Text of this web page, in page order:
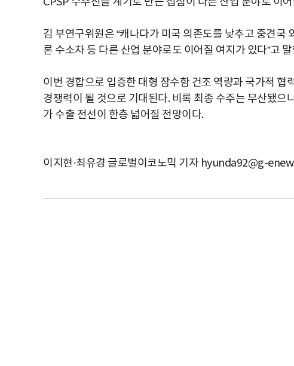
김 부연구위원은 “캐나다가 미국 의존도를 낮추고 중견
론 수소차 등 다른 산업 분야로도 이어질 여지가 있다”고
이번 경합으로 입증한 대형 잠수함 건조 역량과 국가적 협
경쟁력이 될 것으로 기대된다.비록 최종 수주는 무산됐으
가 수출 전선이 한층 넓어질 전망이다.
이지현·최유경 글로벌이코노믹 기자 hyunda92@g-